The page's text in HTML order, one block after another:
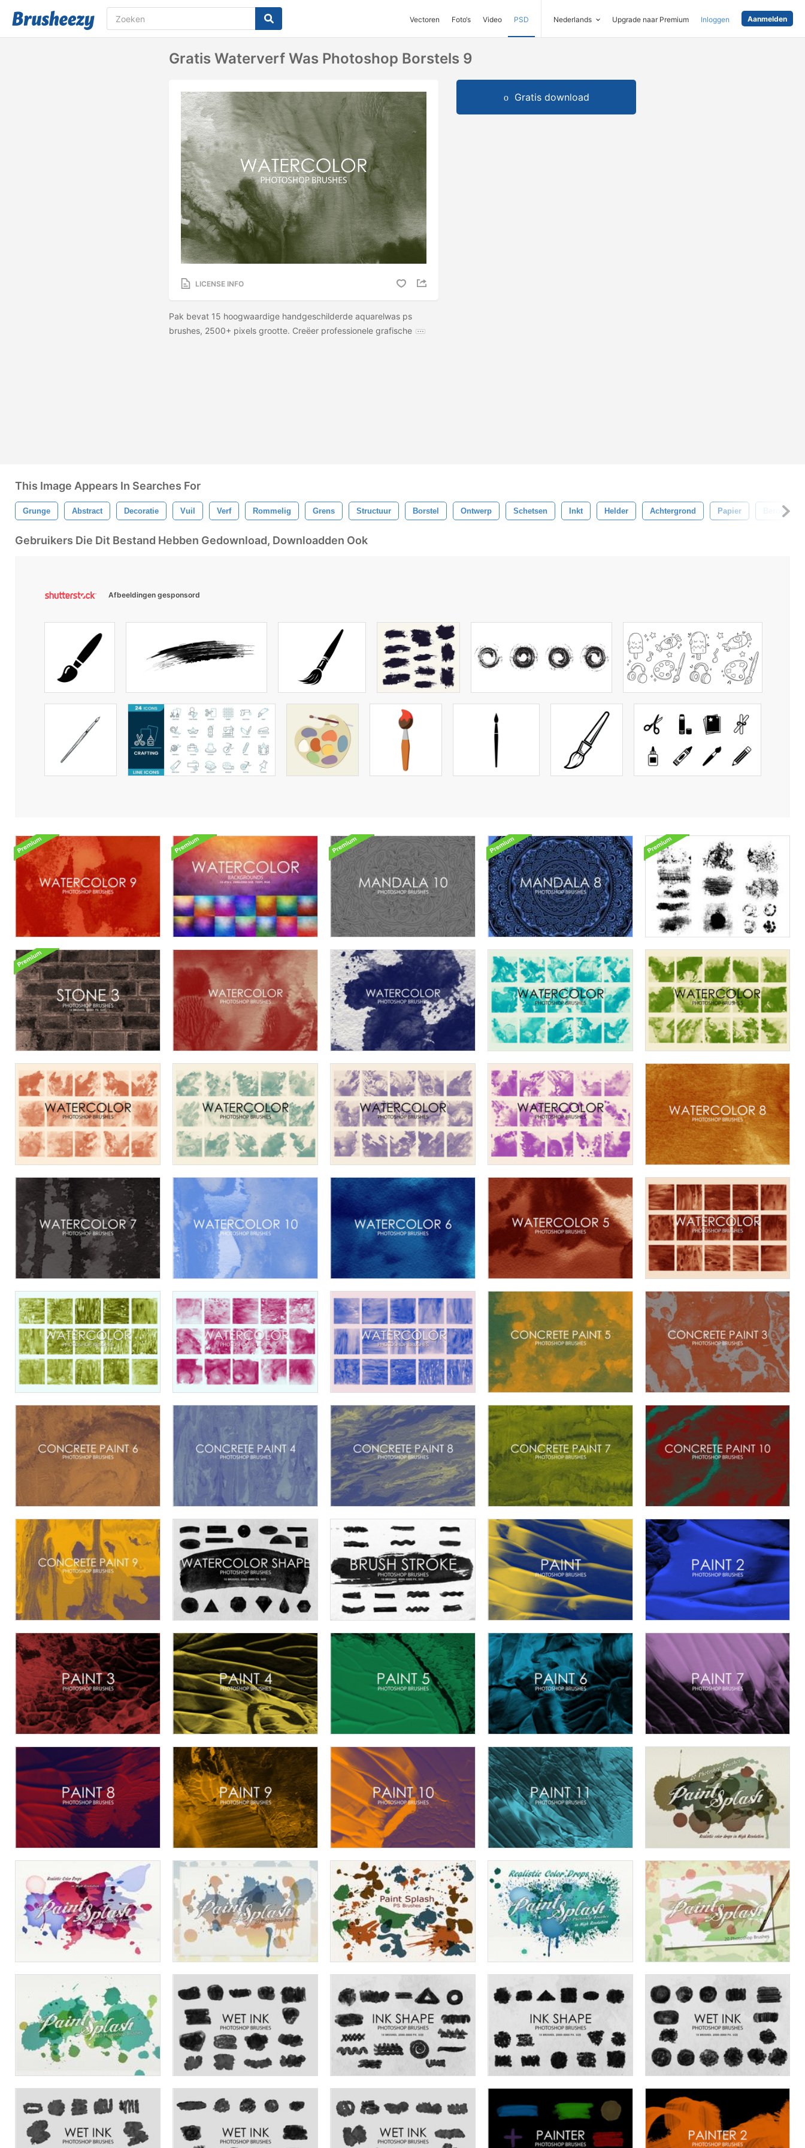
Vectoren Foto‘s Video PSD Nederlands Upgrade naar Premium Inloggen Aanmelden
Gratis Waterverf Was Photoshop Borstels 9
LICENSE INFO
Pak bevat 15 hoogwaardige handgeschilderde aquarelwas ps
brushes, 2500+ pixels grootte. Creëer professionele grafische
Gratis download
This Image Appears In Searches For
Grunge Abstract Decoratie Vuil Verf Rommelig Grens Structuur Borstel Ontwerp Schetsen Inkt Helder Achtergrond Papier Beroerte
Gebruikers Die Dit Bestand Hebben Gedownload, Downloadden Ook
Afbeeldingen gesponsord